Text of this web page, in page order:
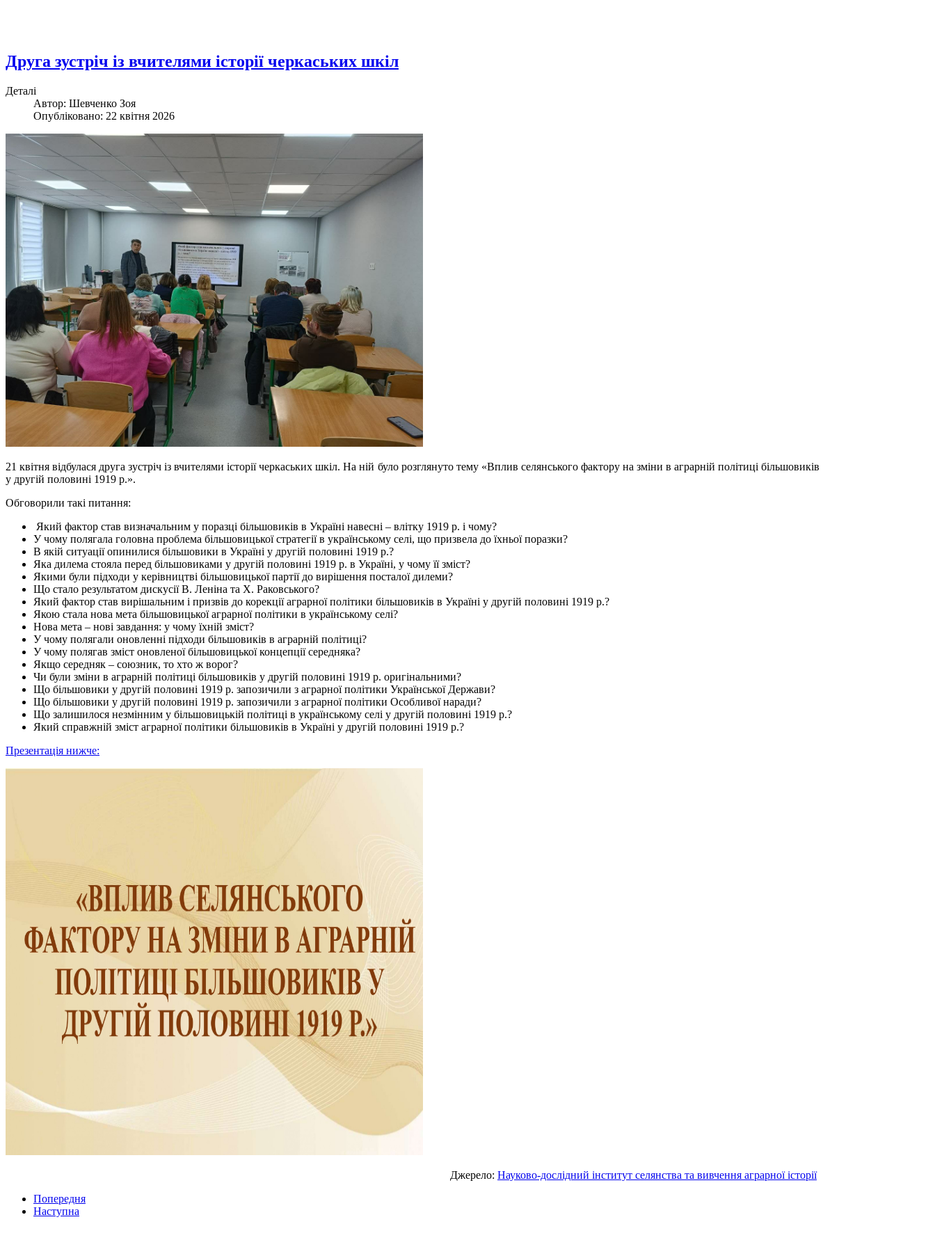
Друга зустріч із вчителями історії черкаських шкіл
Деталі
Автор: Шевченко Зоя
Опубліковано: 22 квітня 2026
21 квітня відбулася друга зустріч із вчителями історії черкаських шкіл. На ній було розглянуто тему «Вплив селянського фактору на зміни в аграрній політиці більшовиків
у другій половині 1919 р.».
Обговорили такі питання:
Який фактор став визначальним у поразці більшовиків в Україні навесні – влітку 1919 р. і чому?
У чому полягала головна проблема більшовицької стратегії в українському селі, що призвела до їхньої поразки?
В якій ситуації опинилися більшовики в Україні у другій половині 1919 р.?
Яка дилема стояла перед більшовиками у другій половині 1919 р. в Україні, у чому її зміст?
Якими були підходи у керівництві більшовицької партії до вирішення посталої дилеми?
Що стало результатом дискусії В. Леніна та Х. Раковського?
Який фактор став вирішальним і призвів до корекції аграрної політики більшовиків в Україні у другій половині 1919 р.?
Якою стала нова мета більшовицької аграрної політики в українському селі?
Нова мета – нові завдання: у чому їхній зміст?
У чому полягали оновленні підходи більшовиків в аграрній політиці?
У чому полягав зміст оновленої більшовицької концепції середняка?
Якщо середняк – союзник, то хто ж ворог?
Чи були зміни в аграрній політиці більшовиків у другій половині 1919 р. оригінальними?
Що більшовики у другій половині 1919 р. запозичили з аграрної політики Української Держави?
Що більшовики у другій половині 1919 р. запозичили з аграрної політики Особливої наради?
Що залишилося незмінним у більшовицькій політиці в українському селі у другій половині 1919 р.?
Який справжній зміст аграрної політики більшовиків в Україні у другій половині 1919 р.?
Презентація нижче:
Джерело: Науково-дослідний інститут селянства та вивчення аграрної історії
Попередня
Наступна